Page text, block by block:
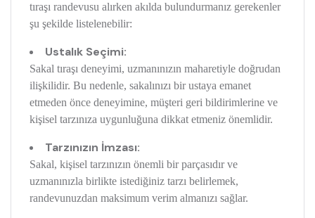
tıraşı randevusu alırken akılda bulundurmanız gerekenler
şu şekilde listelenebilir:
Ustalık Seçimi:
Sakal tıraşı deneyimi, uzmanınızın maharetiyle doğrudan
ilişkilidir. Bu nedenle, sakalınızı bir ustaya emanet
etmeden önce deneyimine, müşteri geri bildirimlerine ve
kişisel tarzınıza uygunluğuna dikkat etmeniz önemlidir.
Tarzınızın İmzası:
Sakal, kişisel tarzınızın önemli bir parçasıdır ve
uzmanınızla birlikte istediğiniz tarzı belirlemek,
randevunuzdan maksimum verim almanızı sağlar.